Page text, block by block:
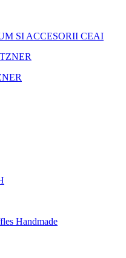
SI ACCESORII CEAI
Handmade